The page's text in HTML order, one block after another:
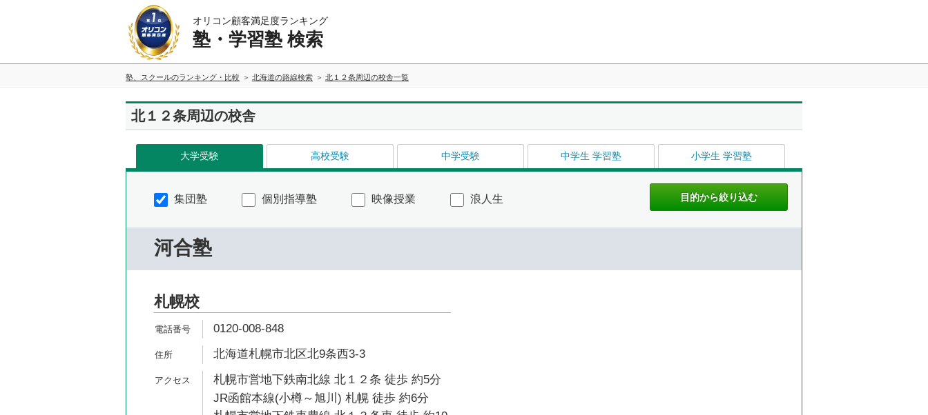
オリコン顧客満足度ランキング
塾・学習塾 検索
塾、スクールのランキング・比較 北海道の路線検索 北１２条周辺の校舎一覧
北１２条周辺の校舎
大学受験 高校受験 中学受験 中学生 学習塾 小学生 学習塾
集団塾 個別指導塾 映像授業 浪人生
河合塾
札幌校
0120-008-848
北海道札幌市北区北9条西3-3
札幌市営地下鉄南北線 北１２条 徒歩 約5分
JR函館本線(小樽～旭川) 札幌 徒歩 約6分